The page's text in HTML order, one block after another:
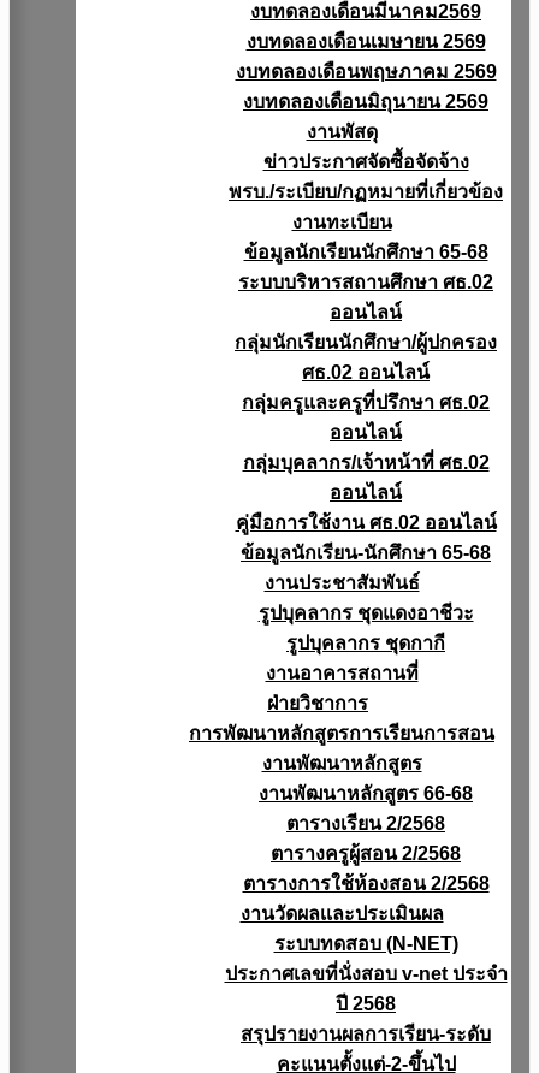
งบทดลองเดือนมีนาคม2569
งบทดลองเดือนเมษายน 2569
งบทดลองเดือนพฤษภาคม 2569
งบทดลองเดือนมิถุนายน 2569
งานพัสดุ
ข่าวประกาศจัดซื้อจัดจ้าง
พรบ./ระเบียบ/กฏหมายที่เกี่ยวข้อง
งานทะเบียน
ข้อมูลนักเรียนนักศึกษา 65-68
ระบบบริหารสถานศึกษา ศธ.02
ออนไลน์
กลุ่มนักเรียนนักศึกษา/ผู้ปกครอง
ศธ.02 ออนไลน์
กลุ่มครูและครูที่ปรึกษา ศธ.02
ออนไลน์
กลุ่มบุคลากร/เจ้าหน้าที่ ศธ.02
ออนไลน์
คู่มือการใช้งาน ศธ.02 ออนไลน์
ข้อมูลนักเรียน-นักศึกษา 65-68
งานประชาสัมพันธ์
รูปบุคลากร ชุดแดงอาชีวะ
รูปบุคลากร ชุดกากี
งานอาคารสถานที่
ฝ่ายวิชาการ
การพัฒนาหลักสูตรการเรียนการสอน
งานพัฒนาหลักสูตร
งานพัฒนาหลักสูตร 66-68
ตารางเรียน 2/2568
ตารางครูผู้สอน 2/2568
ตารางการใช้ห้องสอน 2/2568
งานวัดผลเเละประเมินผล
ระบบทดสอบ (N-NET)
ประกาศเลขที่นั่งสอบ v-net ประจำ
ปี 2568
สรุปรายงานผลการเรียน-ระดับ
คะแนนตั้งแต่-2-ขึ้นไป